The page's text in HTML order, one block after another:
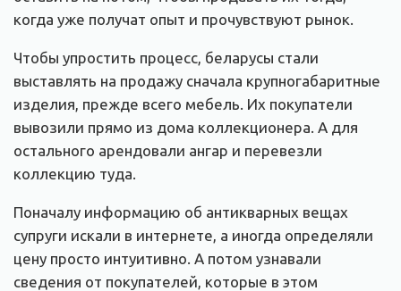
когда уже получат опыт и прочувствуют рынок.
Чтобы упростить процесс, беларусы стали
выставлять на продажу сначала крупногабаритные
изделия, прежде всего мебель. Их покупатели
вывозили прямо из дома коллекционера. А для
остального арендовали ангар и перевезли
коллекцию туда.
Поначалу информацию об антикварных вещах
супруги искали в интернете, а иногда определяли
цену просто интуитивно. А потом узнавали
сведения от покупателей, которые в этом